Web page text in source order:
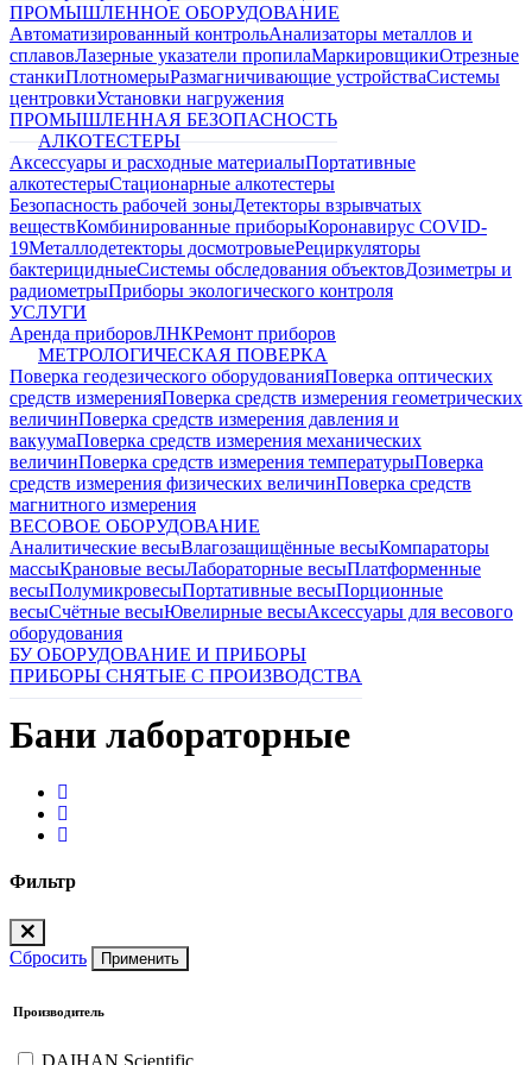
ПРОМЫШЛЕННОЕ ОБОРУДОВАНИЕ
Автоматизированный контрольАнализаторы металлов и
сплавовЛазерные указатели пропилаМаркировщикиОтрезные
станкиПлотномерыРазмагничивающие устройстваСистемы
центровкиУстановки нагружения
ПРОМЫШЛЕННАЯ БЕЗОПАСНОСТЬ
АЛКОТЕСТЕРЫ
Аксессуары и расходные материалыПортативные
алкотестерыСтационарные алкотестеры
Безопасность рабочей зоныДетекторы взрывчатых
веществКомбинированные приборыКоронавирус COVID-
19Металлодетекторы досмотровыеРециркуляторы
бактерицидныеСистемы обследования объектовДозиметры и
радиометрыПриборы экологического контроля
УСЛУГИ
Аренда приборовЛНКРемонт приборов
МЕТРОЛОГИЧЕСКАЯ ПОВЕРКА
Поверка геодезического оборудованияПоверка оптических
средств измеренияПоверка средств измерения геометрических
величинПоверка средств измерения давления и
вакуумаПоверка средств измерения механических
величинПоверка средств измерения температурыПоверка
средств измерения физических величинПоверка средств
магнитного измерения
ВЕСОВОЕ ОБОРУДОВАНИЕ
Аналитические весыВлагозащищённые весыКомпараторы
массыКрановые весыЛабораторные весыПлатформенные
весыПолумикровесыПортативные весыПорционные
весыСчётные весыЮвелирные весыАксессуары для весового
оборудования
БУ ОБОРУДОВАНИЕ И ПРИБОРЫ
ПРИБОРЫ СНЯТЫЕ С ПРОИЗВОДСТВА
Бани лабораторные
Фильтр
Сбросить Применить
Производитель
DAIHAN Scientific